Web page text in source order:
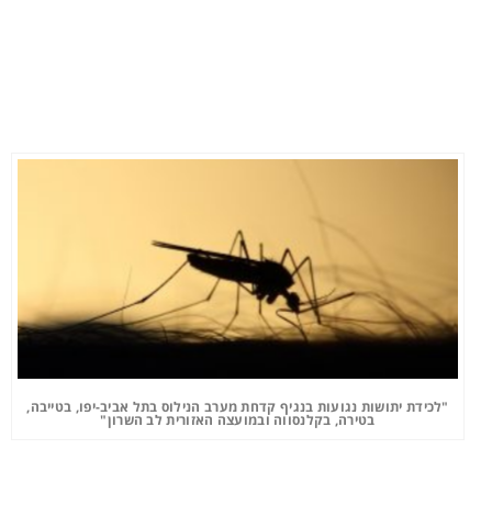
"לכידת יתושות נגועות בנגיף קדחת מערב הנילוס בתל אביב-יפו, בטייבה,
בטירה, בקלנסווה ובמועצה האזורית לב השרון"